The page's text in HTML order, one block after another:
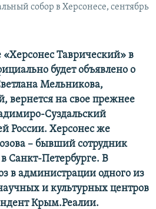
собор в Херсонесе, сентябрь
Таврический» в
будет объявлено о
Мельникова,
вернется на свое прежнее
Суздальский
России. Херсонес же
–​ бывший сотрудник
Санкт-Петербурге. В
в администрации одного из
и культурных центров
Крым.Реалии.